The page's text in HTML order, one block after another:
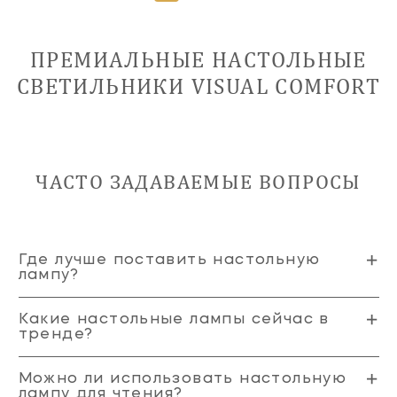
ПРЕМИАЛЬНЫЕ НАСТОЛЬНЫЕ
СВЕТИЛЬНИКИ VISUAL COMFORT
ЧАСТО ЗАДАВАЕМЫЕ ВОПРОСЫ
Где лучше поставить настольную
лампу?
Какие настольные лампы сейчас в
тренде?
Можно ли использовать настольную
лампу для чтения?